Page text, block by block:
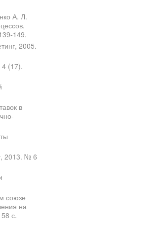
А. Л.
149.
2005.
(17).
в
2013. № 6
союзе
на
с.